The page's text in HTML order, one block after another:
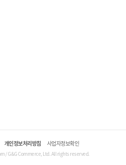
개인정보처리방침 사업자정보확인
/ G&G Commerce, Ltd. All rights reserved.